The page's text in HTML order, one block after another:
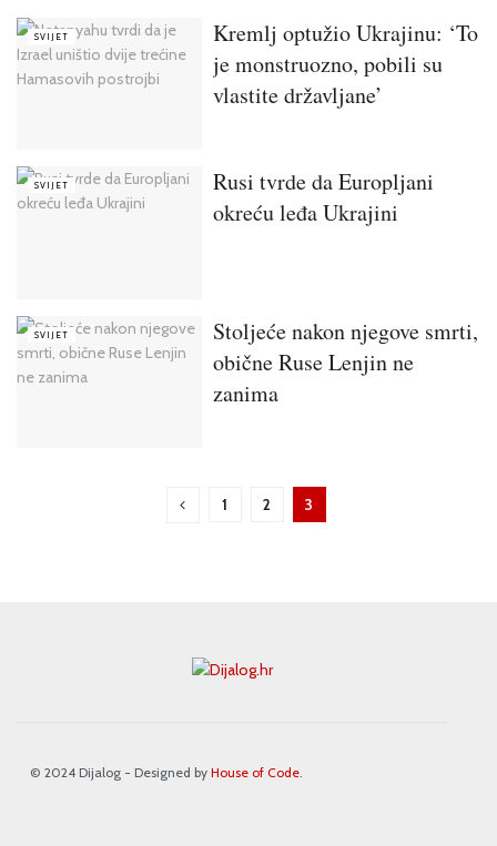
SVIJET
Kremlj optužio Ukrajinu: ‘To
je monstruozno, pobili su
vlastite državljane’
SVIJET
Rusi tvrde da Europljani
okreću leđa Ukrajini
SVIJET
Stoljeće nakon njegove smrti,
obične Ruse Lenjin ne
zanima
1 2 3
© 2024 Dijalog - Designed by House of Code